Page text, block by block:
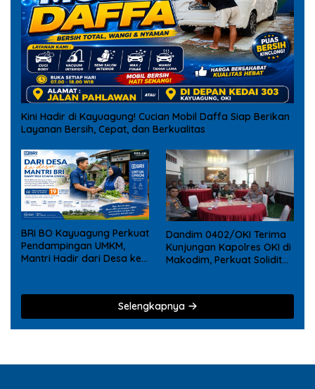
Kini Hadir di Kayuagung! Cucian Mobil Daffa Siap Berikan
Layanan Bersih, Cepat, dan Berkualitas
BRI BO Kayuagung Perkuat
Pendampingan UMKM,
Mantri Hadir dari Desa ke
Dandim 0402/OKI Terima
Kunjungan Kapolres OKI di
Makodim, Perkuat Soliditas
Selengkapnya